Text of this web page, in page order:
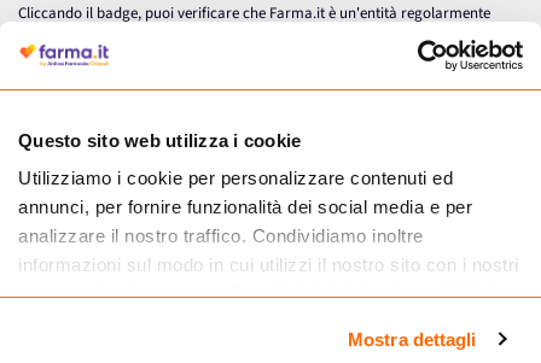
Questo sito web utilizza i cookie
Utilizziamo i cookie per personalizzare contenuti ed
annunci, per fornire funzionalità dei social media e per
analizzare il nostro traffico. Condividiamo inoltre
informazioni sul modo in cui utilizzi il nostro sito con i nostri
partner che si occupano di analisi dei dati web, pubblicità e
informazioni che hai fornito loro o che hanno raccolto dal
Mostra dettagli
Cliccando il badge, puoi verificare che Farma.it è un'entità regolarmente
autorizzata dal Ministero della Salute a effettuare la vendita online di
medicinali.